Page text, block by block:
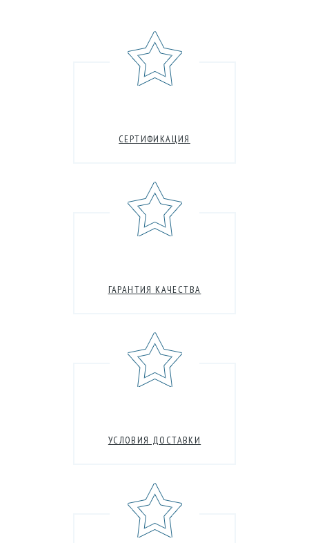
СЕРТИФИКАЦИЯ
ГАРАНТИЯ КАЧЕСТВА
УСЛОВИЯ ДОСТАВКИ